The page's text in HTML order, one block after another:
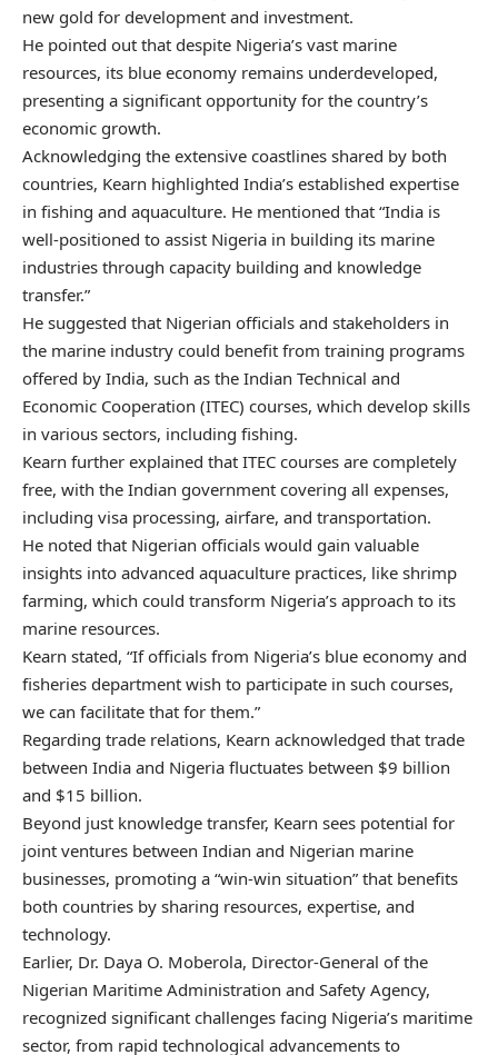
new gold for development and investment.
He pointed out that despite Nigeria’s vast marine
resources, its blue economy remains underdeveloped,
presenting a significant opportunity for the country’s
economic growth.
Acknowledging the extensive coastlines shared by both
countries, Kearn highlighted India’s established expertise
in fishing and aquaculture. He mentioned that “India is
well-positioned to assist Nigeria in building its marine
industries through capacity building and knowledge
transfer.”
He suggested that Nigerian officials and stakeholders in
the marine industry could benefit from training programs
offered by India, such as the Indian Technical and
Economic Cooperation (ITEC) courses, which develop skills
in various sectors, including fishing.
Kearn further explained that ITEC courses are completely
free, with the Indian government covering all expenses,
including visa processing, airfare, and transportation.
He noted that Nigerian officials would gain valuable
insights into advanced aquaculture practices, like shrimp
farming, which could transform Nigeria’s approach to its
marine resources.
Kearn stated, “If officials from Nigeria’s blue economy and
fisheries department wish to participate in such courses,
we can facilitate that for them.”
Regarding trade relations, Kearn acknowledged that trade
between India and Nigeria fluctuates between $9 billion
and $15 billion.
Beyond just knowledge transfer, Kearn sees potential for
joint ventures between Indian and Nigerian marine
businesses, promoting a “win-win situation” that benefits
both countries by sharing resources, expertise, and
technology.
Earlier, Dr. Daya O. Moberola, Director-General of the
Nigerian Maritime Administration and Safety Agency,
recognized significant challenges facing Nigeria’s maritime
sector, from rapid technological advancements to